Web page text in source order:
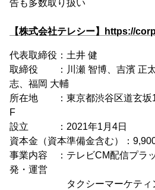
告も多数取り扱い
【株式会社テレシー】https://
代表取締役：土井 健
取締役 ：川瀬 智博、吉濱 正太
志、福岡 大輔
所在地 ：東京都渋谷区道玄坂
F
設立 ：2021年1月4日
資本金（資本準備金含む）：
事業内容 ：テレビCM配信プラ
発・運営
タクシーマーケティン